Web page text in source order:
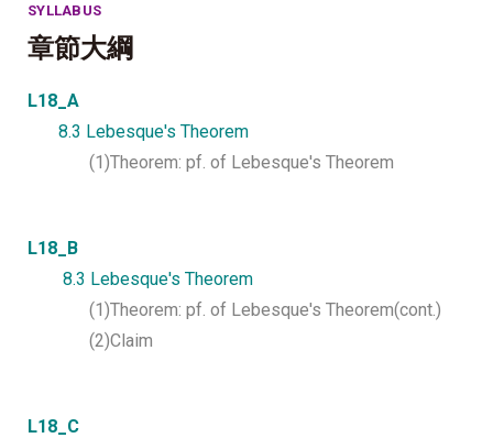
SYLLABUS
章節大綱
L18_A
8.3 Lebesque's Theorem
(1)Theorem: pf. of Lebesque's Theorem
L18_B
8.3 Lebesque's Theorem
(1)Theorem: pf. of Lebesque's Theorem(cont.)
(2)Claim
L18_C